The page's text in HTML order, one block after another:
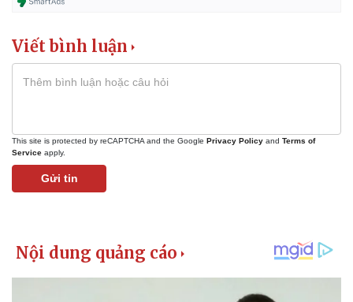
Kinh tế
Viết bình luận
This site is protected by reCAPTCHA and the Google Privacy Policy and Terms of
Service apply.
Gửi tin